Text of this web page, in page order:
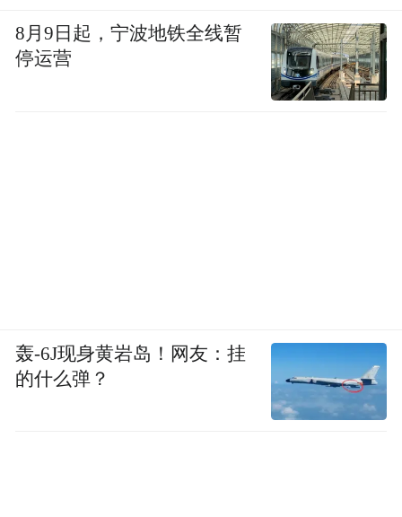
8月9日起，宁波地铁全线暂
停运营
轰-6J现身黄岩岛！网友：挂
的什么弹？